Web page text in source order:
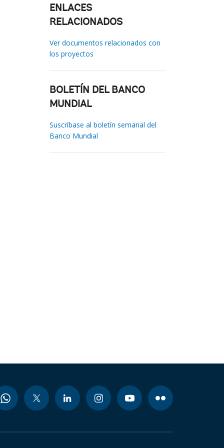
ENLACES
RELACIONADOS
Ver documentos relacionados con
los proyectos
BOLETÍN DEL BANCO
MUNDIAL
Suscríbase al boletín semanal del
Banco Mundial